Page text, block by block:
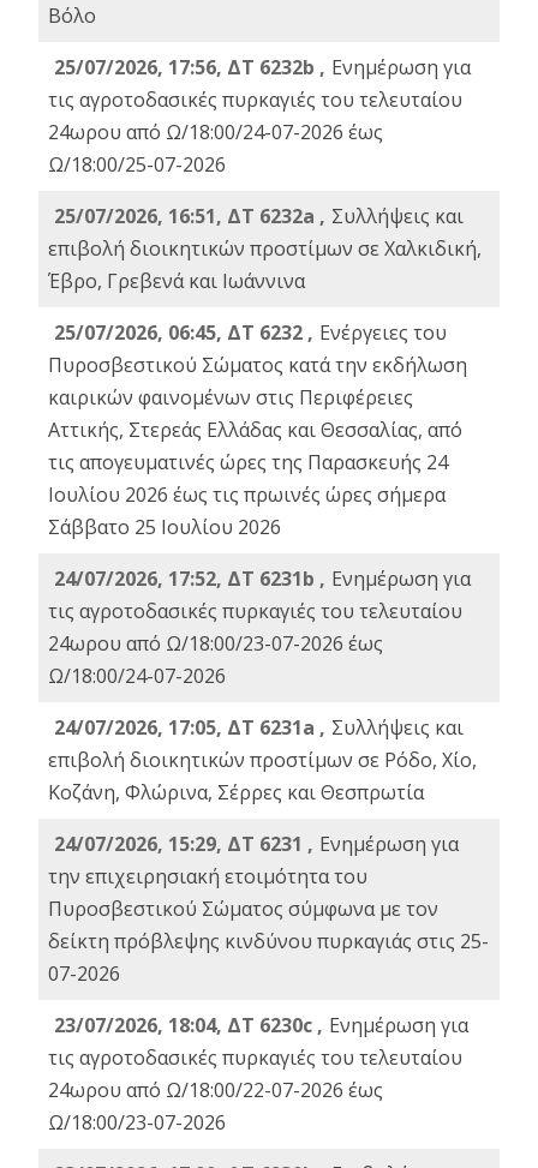
Βόλο
25/07/2026, 17:56, ΔΤ 6232b , Ενημέρωση για
τις αγροτοδασικές πυρκαγιές του τελευταίου
24ωρου από Ω/18:00/24-07-2026 έως
Ω/18:00/25-07-2026
25/07/2026, 16:51, ΔΤ 6232a , Συλλήψεις και
επιβολή διοικητικών προστίμων σε Χαλκιδική,
Έβρο, Γρεβενά και Ιωάννινα
25/07/2026, 06:45, ΔΤ 6232 , Ενέργειες του
Πυροσβεστικού Σώματος κατά την εκδήλωση
καιρικών φαινομένων στις Περιφέρειες
Αττικής, Στερεάς Ελλάδας και Θεσσαλίας, από
τις απογευματινές ώρες της Παρασκευής 24
Ιουλίου 2026 έως τις πρωινές ώρες σήμερα
Σάββατο 25 Ιουλίου 2026
24/07/2026, 17:52, ΔΤ 6231b , Ενημέρωση για
τις αγροτοδασικές πυρκαγιές του τελευταίου
24ωρου από Ω/18:00/23-07-2026 έως
Ω/18:00/24-07-2026
24/07/2026, 17:05, ΔΤ 6231a , Συλλήψεις και
επιβολή διοικητικών προστίμων σε Ρόδο, Χίο,
Κοζάνη, Φλώρινα, Σέρρες και Θεσπρωτία
24/07/2026, 15:29, ΔΤ 6231 , Ενημέρωση για
την επιχειρησιακή ετοιμότητα του
Πυροσβεστικού Σώματος σύμφωνα με τον
δείκτη πρόβλεψης κινδύνου πυρκαγιάς στις 25-
07-2026
23/07/2026, 18:04, ΔΤ 6230c , Ενημέρωση για
τις αγροτοδασικές πυρκαγιές του τελευταίου
24ωρου από Ω/18:00/22-07-2026 έως
Ω/18:00/23-07-2026